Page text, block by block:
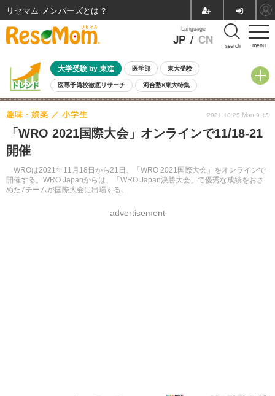
menu
Language
JP / CN search
大学受験 by 東進 医学部 東大受験
医専予備校徹底リサーチ 河合塾×東大特集
親子で考える大学選び 高校受験 中学受験 小学校受験
共通テスト 夏休み
8月開催イベント・WS 全国公立高校 過去問 人気記事
自由研究教材（小学生向け）
「WRO 2021国際大会」オンラインで11/18-21
開催
WROは2021年11月18日から21日、「WRO 2021国際大会」をオンラインで
開催する。WRO Japanからは、「WRO Japan決勝大会」で優秀な成績をおさ
めた7チームが国際大会に出場する。
趣味・娯楽 小学生
advertisement
2021.10.25 Mon 9:15
リセマム メンバーズ